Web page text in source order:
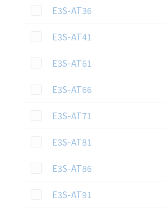
この資料を選択
E3S-AT36
この資料を選択
E3S-AT41
この資料を選択
E3S-AT61
この資料を選択
E3S-AT66
この資料を選択
E3S-AT71
この資料を選択
E3S-AT81
この資料を選択
E3S-AT86
この資料を選択
E3S-AT91